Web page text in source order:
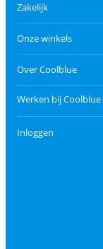
Zakelijk
Onze winkels
Over Coolblue
Werken bij Coolblue
Inloggen